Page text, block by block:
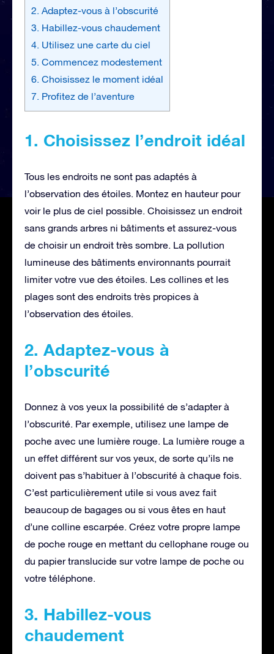
2. Adaptez-vous à l’obscurité
3. Habillez-vous chaudement
4. Utilisez une carte du ciel
5. Commencez modestement
6. Choisissez le moment idéal
7. Profitez de l’aventure
1. Choisissez l’endroit idéal
Tous les endroits ne sont pas adaptés à
l’observation des étoiles. Montez en hauteur pour
voir le plus de ciel possible. Choisissez un endroit
sans grands arbres ni bâtiments et assurez-vous
de choisir un endroit très sombre. La pollution
lumineuse des bâtiments environnants pourrait
limiter votre vue des étoiles. Les collines et les
plages sont des endroits très propices à
l’observation des étoiles.
2. Adaptez-vous à
l’obscurité
Donnez à vos yeux la possibilité de s’adapter à
l’obscurité. Par exemple, utilisez une lampe de
poche avec une lumière rouge. La lumière rouge a
un effet différent sur vos yeux, de sorte qu’ils ne
doivent pas s’habituer à l’obscurité à chaque fois.
C’est particulièrement utile si vous avez fait
beaucoup de bagages ou si vous êtes en haut
d’une colline escarpée. Créez votre propre lampe
de poche rouge en mettant du cellophane rouge ou
du papier translucide sur votre lampe de poche ou
votre téléphone.
3. Habillez-vous
chaudement